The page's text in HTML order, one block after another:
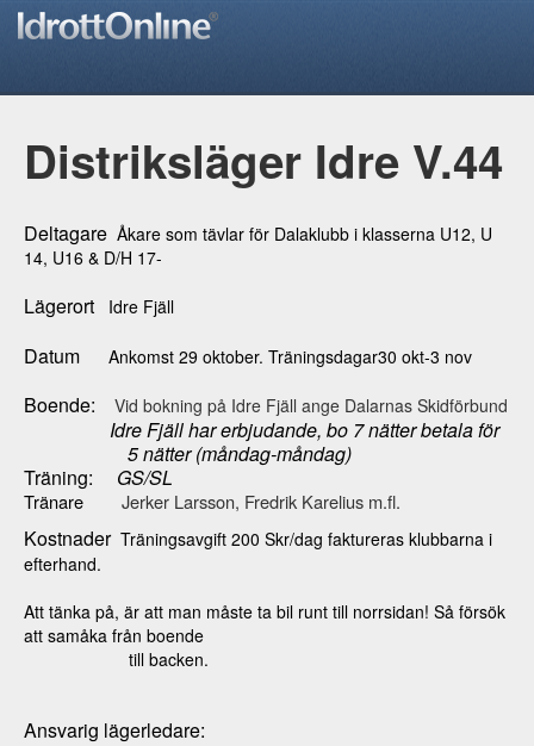
Distriksläger Idre V.44
Deltagare Åkare som tävlar för Dalaklubb i klasserna U12, U
14, U16 & D/H 17-
Lägerort Idre Fjäll
Datum Ankomst 29 oktober. Träningsdagar30 okt-3 nov
Boende: Vid bokning på Idre Fjäll ange Dalarnas Skidförbund
Idre Fjäll har erbjudande, bo 7 nätter betala för
5 nätter (måndag-måndag)
Träning: GS/SL
Tränare Jerker Larsson, Fredrik Karelius m.fl.
Kostnader Träningsavgift 200 Skr/dag faktureras klubbarna i
efterhand.
Att tänka på, är att man måste ta bil runt till norrsidan! Så försök
att samåka från boende
till backen.
Ansvarig lägerledare: